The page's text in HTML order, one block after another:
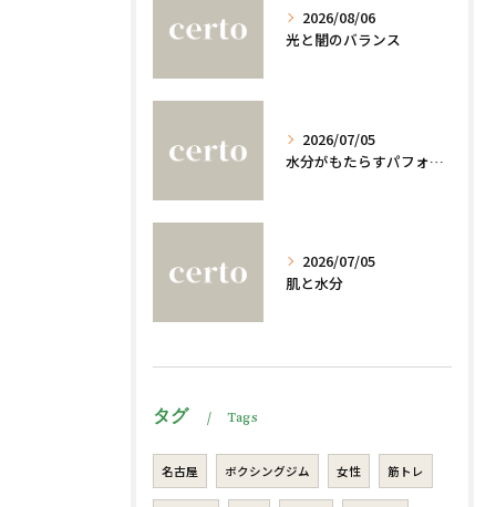
2026/08/06
光と闇のバランス
2026/07/05
水分がもたらすパフォーマンスへの影響
2026/07/05
肌と水分
タグ Tags
名古屋 ボクシングジム 女性 筋トレ